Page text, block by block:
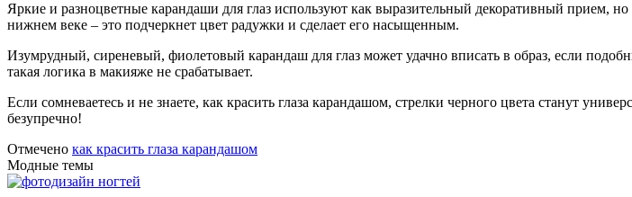
Яркие и разноцветные карандаши для глаз используют как выразительный декоративный прием,
нижнем веке – это подчеркнет цвет радужки и сделает его насыщенным.
Изумрудный, сиреневый, фиолетовый карандаш для глаз может удачно вписать в образ, если
такая логика в макияже не срабатывает.
Если сомневаетесь и не знаете, как красить глаза карандашом, стрелки черного цвета станут
безупречно!
Отмечено как красить глаза карандашом
Модные темы